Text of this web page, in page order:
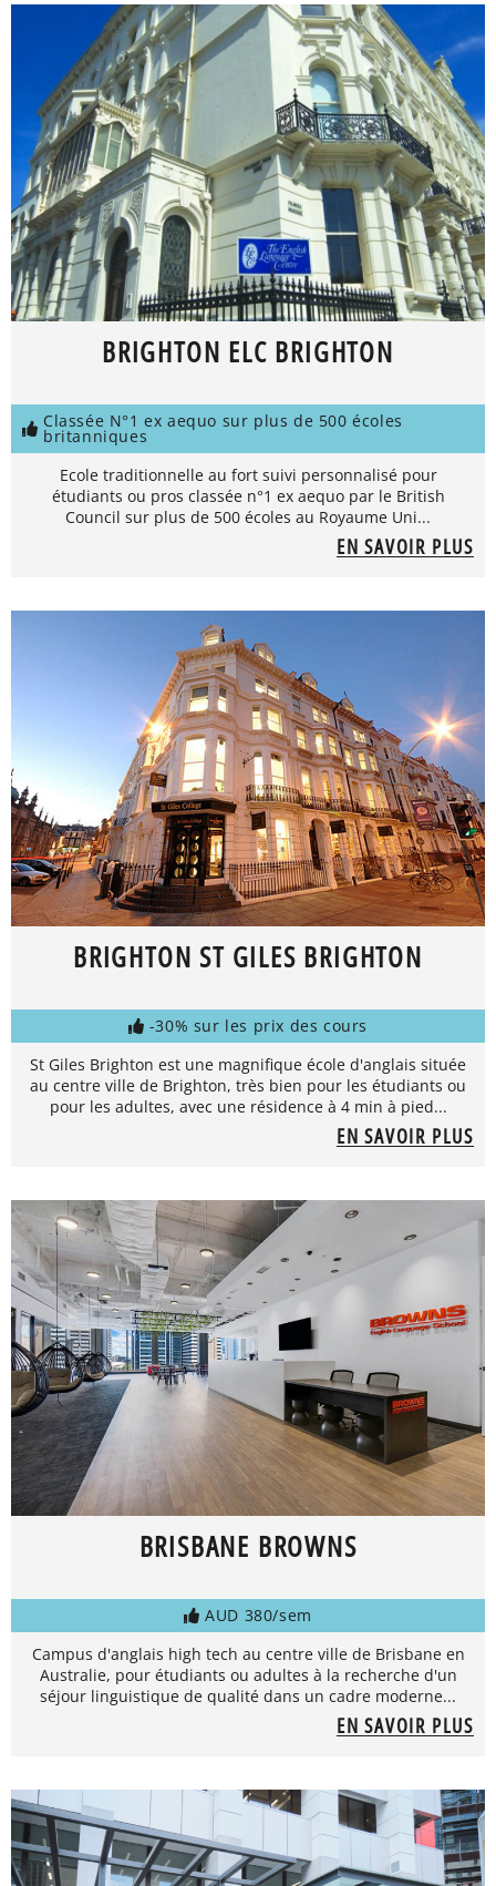
BRIGHTON ELC BRIGHTON
Classée N°1 ex aequo sur plus de 500 écoles
britanniques
Ecole traditionnelle au fort suivi personnalisé pour
étudiants ou pros classée n°1 ex aequo par le British
Council sur plus de 500 écoles au Royaume Uni...
EN SAVOIR PLUS
BRIGHTON ST GILES BRIGHTON
-30% sur les prix des cours
St Giles Brighton est une magnifique école d'anglais située
au centre ville de Brighton, très bien pour les étudiants ou
pour les adultes, avec une résidence à 4 min à pied...
EN SAVOIR PLUS
BRISBANE BROWNS
AUD 380/sem
Campus d'anglais high tech au centre ville de Brisbane en
Australie, pour étudiants ou adultes à la recherche d'un
séjour linguistique de qualité dans un cadre moderne...
EN SAVOIR PLUS